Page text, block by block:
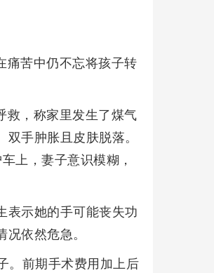
痛苦中仍不忘将孩子转
救，称家里发生了煤气
手肿胀且皮肤脱落。
上，妻子意识模糊，
表示她的手可能丧失功
依然危急。
。前期手术费用加上后